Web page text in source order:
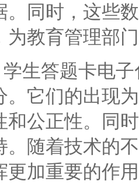
。同时，这些
为教育管理部
答题卡电子
。它们的出现
和公正性。同
。随着技术的
更加重要的作